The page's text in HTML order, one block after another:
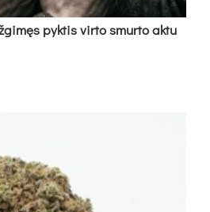
pyk­tis vir­to smur­to ak­tu